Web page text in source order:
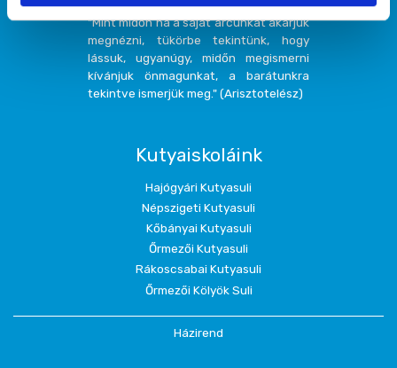
"Mint midőn ha a saját arcunkat akarjuk
megnézni, tükörbe tekintünk, hogy
lássuk, ugyanúgy, midőn megismerni
kívánjuk önmagunkat, a barátunkra
tekintve ismerjük meg." (Arisztotelész)
Kutyaiskoláink
Hajógyári Kutyasuli
Népszigeti Kutyasuli
Kőbányai Kutyasuli
Őrmezői Kutyasuli
Rákoscsabai Kutyasuli
Őrmezői Kölyök Suli
Házirend